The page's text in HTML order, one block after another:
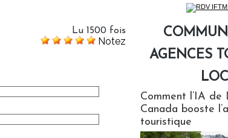
Lu 1500 fois
Notez
AGENCES
Comment l’IA de
Canada booste
touristique